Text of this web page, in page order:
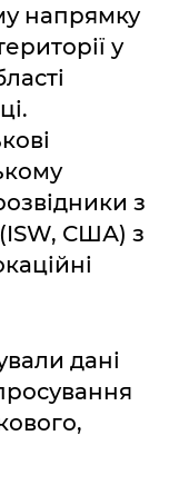
напрямку
у
з
(ISW, США) з
дані